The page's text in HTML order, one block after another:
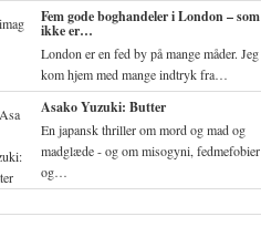
Fem gode boghandeler i London – som
ikke er…
London er en fed by på mange måder. Jeg
kom hjem med mange indtryk fra…
Asako Yuzuki: Butter
En japansk thriller om mord og mad og
madglæde - og om misogyni, fedmefobier
og…